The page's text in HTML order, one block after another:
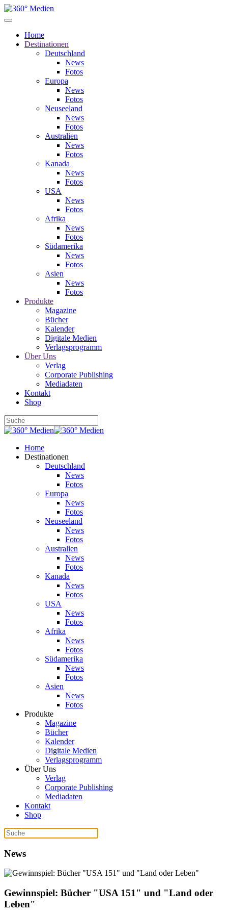
Home
Destinationen
Deutschland
News
Fotos
Europa
News
Fotos
Neuseeland
News
Fotos
Australien
News
Fotos
Kanada
News
Fotos
USA
News
Fotos
Afrika
News
Fotos
Südamerika
News
Fotos
Asien
News
Fotos
Produkte
Magazine
Bücher
Kalender
Digitale Medien
Verlagsprogramm
Über Uns
Verlag
Corporate Publishing
Mediadaten
Kontakt
Shop
Home
Destinationen
Deutschland
News
Fotos
Europa
News
Fotos
Neuseeland
News
Fotos
Australien
News
Fotos
Kanada
News
Fotos
USA
News
Fotos
Afrika
News
Fotos
Südamerika
News
Fotos
Asien
News
Fotos
Produkte
Magazine
Bücher
Kalender
Digitale Medien
Verlagsprogramm
Über Uns
Verlag
Corporate Publishing
Mediadaten
Kontakt
Shop
News
Gewinnspiel: Bücher "USA 151" und "Land oder
Leben"